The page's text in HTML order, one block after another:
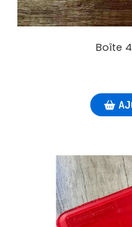
Boîte